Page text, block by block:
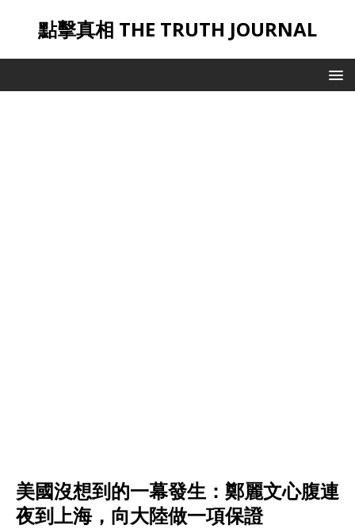
點擊真相 THE TRUTH JOURNAL
美國沒想到的一幕發生：鄭麗文心腹連
夜到上海，向大陸做一項保證